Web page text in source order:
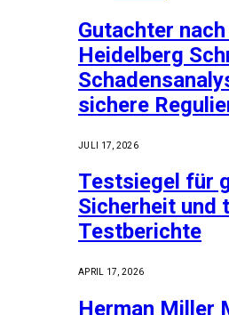
Gutachter
Heidelberg
sichere
JULI 17, 2026
Testsiegel für
Sicherheit und
Testberichte
APRIL 17, 2026
Herman Miller